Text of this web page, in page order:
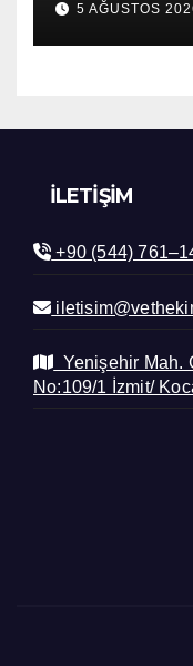
5 AĞUSTOS
İLETIŞIM
+90 (544)
Yenişehir Mah.
No:109/1 İzmit/